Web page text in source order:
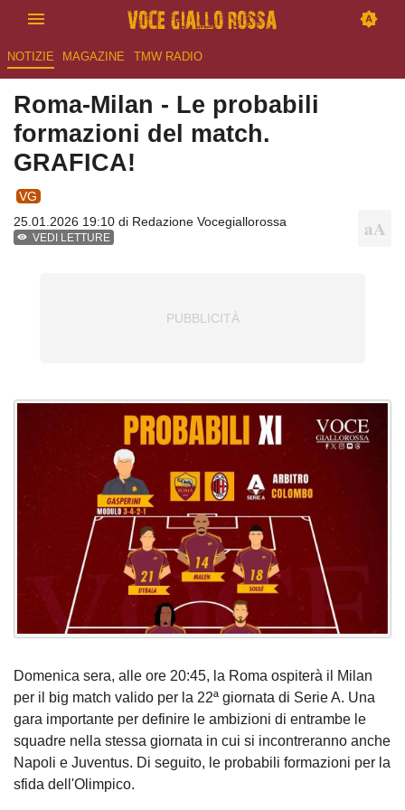
NOTIZIE MAGAZINE TMW RADIO
Roma-Milan - Le probabili
formazioni del match.
GRAFICA!
VG
25.01.2026 19:10 di Redazione Vocegiallorossa
VEDI LETTURE
Domenica sera, alle ore 20:45, la Roma ospiterà il Milan
per il big match valido per la 22ª giornata di Serie A. Una
gara importante per definire le ambizioni di entrambe le
squadre nella stessa giornata in cui si incontreranno anche
Napoli e Juventus. Di seguito, le probabili formazioni per la
sfida dell'Olimpico.